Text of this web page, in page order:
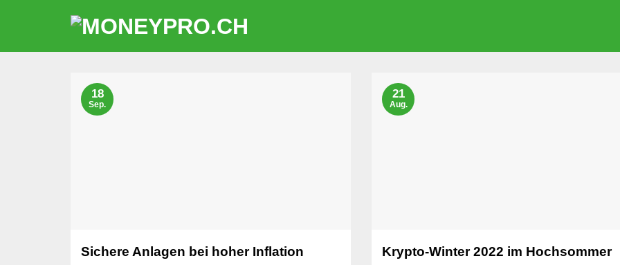
Sichere Anlagen bei hoher Inflation
18
Sep.
Krypto-Winter 2022 im Hochsommer
21
Aug.